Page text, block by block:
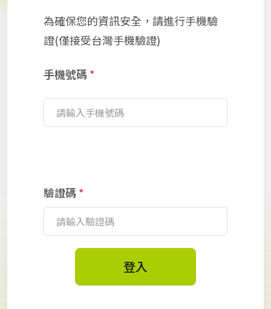
為確保您的資訊安全，請進行手機驗
證(僅接受台灣手機驗證)
手機號碼 *
驗證碼 *
登入